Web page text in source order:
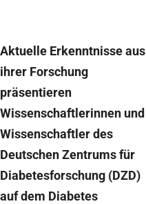
Aktuelle Erkenntnisse aus
ihrer Forschung
präsentieren
Wissenschaftlerinnen und
Wissenschaftler des
Deutschen Zentrums für
Diabetesforschung (DZD)
auf dem Diabetes